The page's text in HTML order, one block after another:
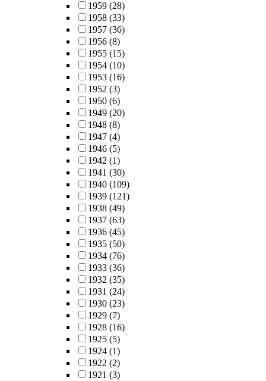
1959 (28)
1958 (33)
1957 (36)
1956 (8)
1955 (15)
1954 (10)
1953 (16)
1952 (3)
1950 (6)
1949 (20)
1948 (8)
1947 (4)
1946 (5)
1942 (1)
1941 (30)
1940 (109)
1939 (121)
1938 (49)
1937 (63)
1936 (45)
1935 (50)
1934 (76)
1933 (36)
1932 (35)
1931 (24)
1930 (23)
1929 (7)
1928 (16)
1925 (5)
1924 (1)
1922 (2)
1921 (3)